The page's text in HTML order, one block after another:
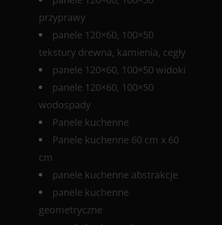
przyprawy
panele 120×60, 100×50
tekstury drewna, kamienia, cegły
panele 120×60, 100×50 widoki
panele 120×60, 100×50
wodospady
Panele kuchenne
Panele kuchenne 60 cm x 60
cm
panele kuchenne abstrakcje
panele kuchenne
geometryczne